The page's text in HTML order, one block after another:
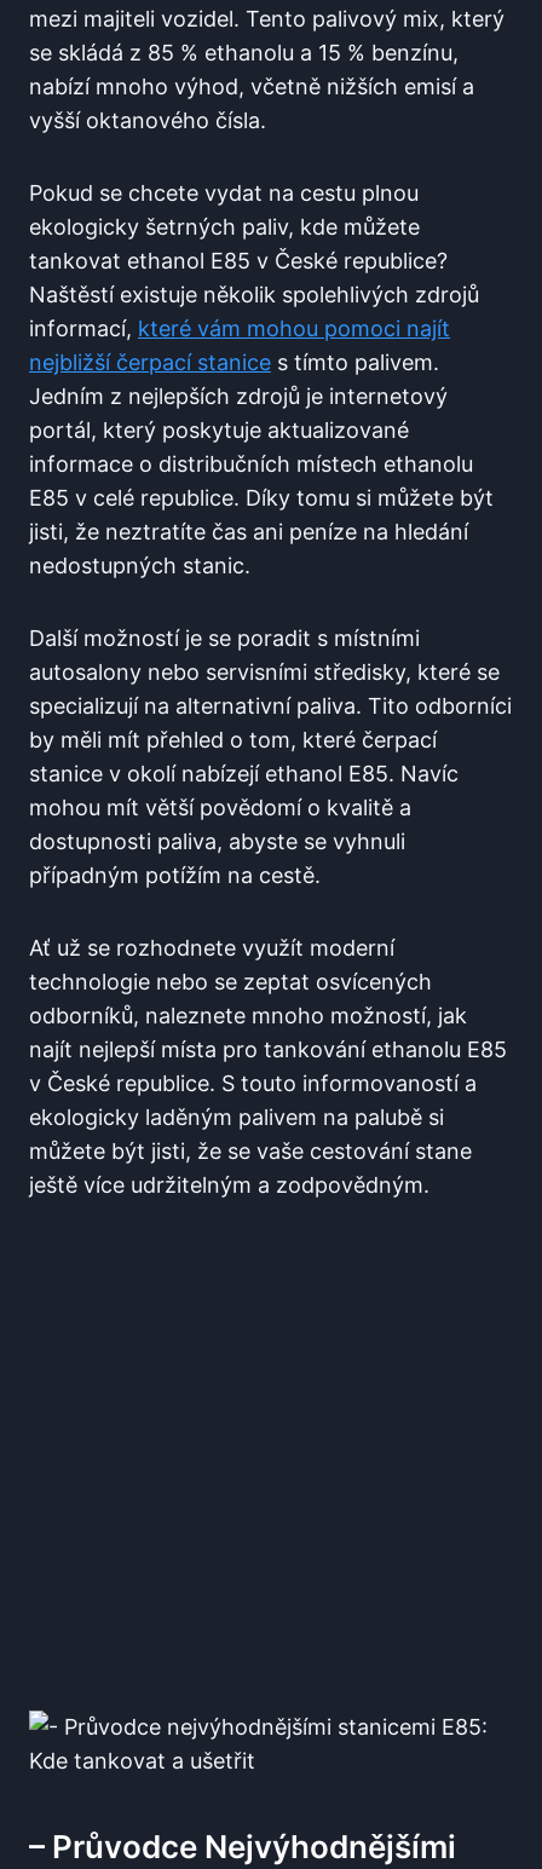
‌mezi majiteli vozidel. ⁤Tento palivový ​mix, který
se⁤ skládá z ⁢85 % ethanolu‌ a 15 % benzínu,
nabízí mnoho výhod, ⁤včetně nižších emisí ​a
vyšší oktanového čísla.
Pokud se chcete vydat na cestu plnou
ekologicky šetrných paliv,⁣ kde můžete
tankovat ethanol E85 v České​ republice?​
Naštěstí existuje⁣ několik spolehlivých zdrojů
⁣informací, které vám⁢ mohou ⁣pomoci ‌najít
nejbližší čerpací stanice s⁢ tímto palivem.
⁣Jedním z nejlepších zdrojů⁣ je‌ internetový
portál, který poskytuje aktualizované
informace o ⁣distribučních místech⁣ ethanolu⁣
E85 v ⁢celé ​republice. ​Díky tomu si můžete být
jisti,‌ že neztratíte čas ani peníze⁢ na hledání
‍nedostupných stanic.
Další možností je​ se poradit s místními
autosalony nebo servisními ‌středisky, které se
specializují na ⁤alternativní paliva. Tito odborníci
by měli mít přehled o ‍tom, které čerpací
stanice v okolí ​nabízejí ethanol E85. Navíc
mohou mít ⁢větší ‌povědomí o kvalitě⁤ a
dostupnosti paliva,⁤ abyste se​ vyhnuli
případným potížím na cestě.
Ať už se rozhodnete využít ​moderní
technologie ‌nebo se zeptat osvícených
odborníků, naleznete ⁤mnoho možností, ​jak
najít nejlepší místa pro tankování⁣ ethanolu‍ E85
v České republice.⁢ S touto informovaností⁤ a
⁤ekologicky laděným palivem na palubě si
můžete být jisti,‌ že ‍se vaše cestování stane⁢
ještě více udržitelným ​a zodpovědným.
– Průvodce⁣ Nejvýhodnějšími